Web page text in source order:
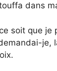
dans
soit que je
je,